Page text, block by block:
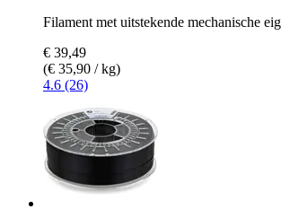
Filament met uitstekende mechanische
€ 39,49
(€ 35,90 / kg)
4.6 (26)